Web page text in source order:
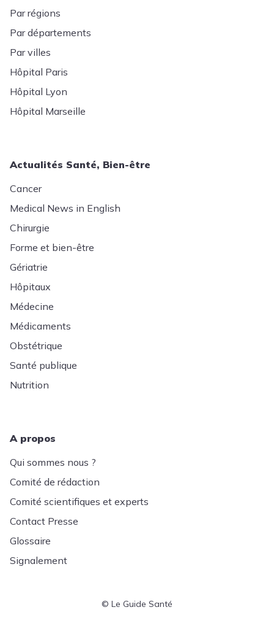
Par régions
Par départements
Par villes
Hôpital Paris
Hôpital Lyon
Hôpital Marseille
Actualités Santé, Bien-être
Cancer
Medical News in English
Chirurgie
Forme et bien-être
Gériatrie
Hôpitaux
Médecine
Médicaments
Obstétrique
Santé publique
Nutrition
A propos
Qui sommes nous ?
Comité de rédaction
Comité scientifiques et experts
Contact Presse
Glossaire
Signalement
© Le Guide Santé